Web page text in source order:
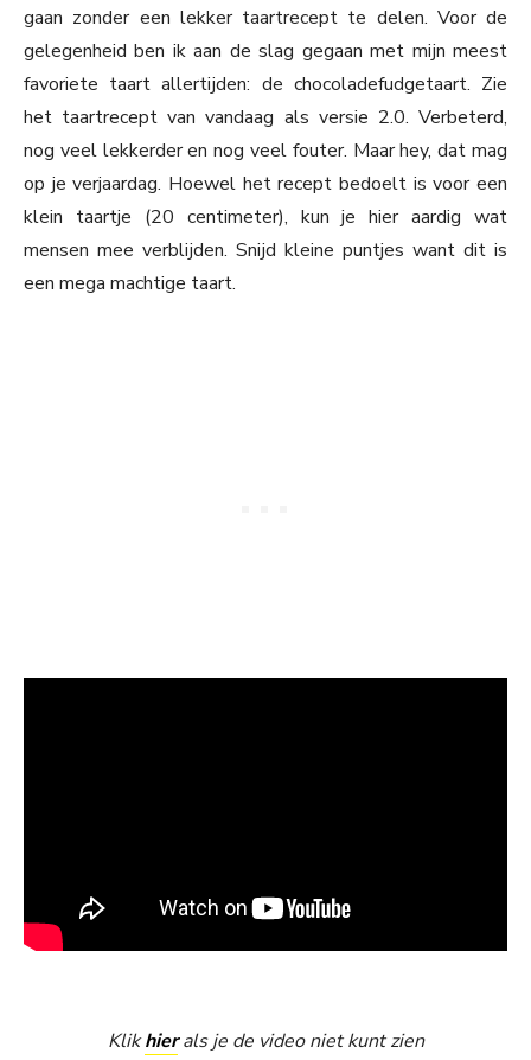
gaan zonder een lekker taartrecept te delen. Voor de
gelegenheid ben ik aan de slag gegaan met mijn meest
favoriete taart allertijden: de chocoladefudgetaart. Zie
het taartrecept van vandaag als versie 2.0. Verbeterd,
nog veel lekkerder en nog veel fouter. Maar hey, dat mag
op je verjaardag. Hoewel het recept bedoelt is voor een
klein taartje (20 centimeter), kun je hier aardig wat
mensen mee verblijden. Snijd kleine puntjes want dit is
een mega machtige taart.
Klikhierals je de video niet kunt zien